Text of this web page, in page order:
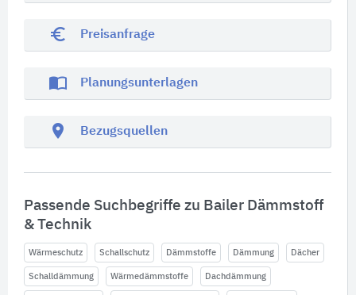
euro_symbol Preisanfrage
import_contacts Planungsunterlagen
location_on Bezugsquellen
Passende Suchbegriffe zu Bailer Dämmstoff
& Technik
Wärmeschutz Schallschutz Dämmstoffe Dämmung Dächer
Schalldämmung Wärmedämmstoffe Dachdämmung